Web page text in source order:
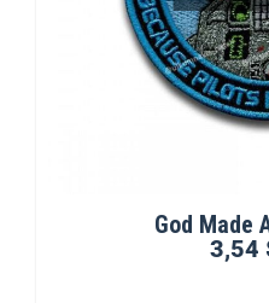
God Made
3,54